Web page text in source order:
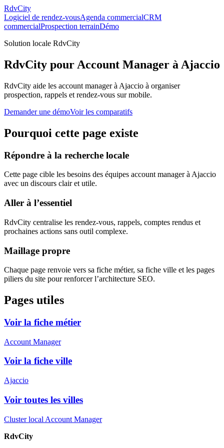
RdvCity
Logiciel de rendez-vousAgenda commercialCRM
commercialProspection terrainDémo
Solution locale RdvCity
RdvCity pour Account Manager à Ajaccio
RdvCity aide les account manager à Ajaccio à organiser
prospection, rappels et rendez-vous sur mobile.
Demander une démoVoir les comparatifs
Pourquoi cette page existe
Répondre à la recherche locale
Cette page cible les besoins des équipes account manager à Ajaccio
avec un discours clair et utile.
Aller à l’essentiel
RdvCity centralise les rendez-vous, rappels, comptes rendus et
prochaines actions sans outil complexe.
Maillage propre
Chaque page renvoie vers sa fiche métier, sa fiche ville et les pages
piliers du site pour renforcer l’architecture SEO.
Pages utiles
Voir la fiche métier
Account Manager
Voir la fiche ville
Ajaccio
Voir toutes les villes
Cluster local Account Manager
RdvCity